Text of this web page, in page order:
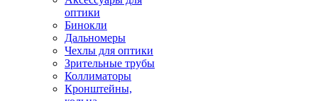
оптики
Бинокли
Дальномеры
Чехлы для оптики
Зрительные трубы
Коллиматоры
Кронштейны,